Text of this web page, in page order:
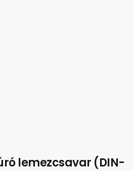
lemezcsavar (DIN-